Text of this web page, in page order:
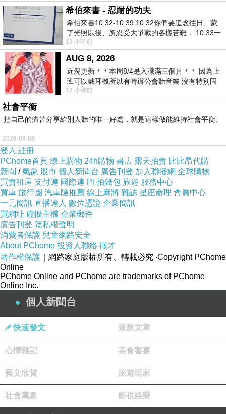
沿路走還是沿路拍 異國街景難得呀~
過年那段時間疫情正要爆發 所以原本應該是熱
鬧滾滾的小樽街頭開始變得清淡 我們算幸運的
抓住了出國玩的最後機會 在熱門景點還能享受
這般輕鬆的氣氛 現在國際的疫情還是好嚴重喔
要出國不知是何年何月的事了~
希伯來書 - 忍耐的功夫
希伯來書10:32-10:39 10:32你們要追念往日、蒙
了光照以後、所忍受大爭戰的各樣苦難． 10:33一
面被毀謗、遭患難、成了戲景、叫眾人
13 小時前
AUG 8, 2026
近況更新＊＊本周8/4是入職滿三個月＊＊ 因為上
班可以戴耳機所以有時辦公會聽音樂 沒有特別固
定哪天但就是一周某一天會固定聽'90
12 小時前
社會平衡
把自己的痛苦分享給別人聽的唯一好處，就是這樣做能維持社會平衡。
2026-08-08
登入 註冊
PChome首頁 線上購物 24h購物 書店 露天拍賣 比比昂代購
新聞 /氣象 股市 個人新聞台 廣告刊登 加入聯播網 全球購物
買賣租屋 支付連 國際連 Pi 拍錢包 旅遊 服務中心
買車 旅行團 汽車險推薦 線上麻將 雜誌 星座命理 會員中心
一元簡訊 直播達人 數位憑證 企業簡訊
買網址 虛擬主機 企業郵件
廣告刊登 隱私權聲明
消費者保護 兒童網路安全
About PChome 投資人聯絡 徵才
著作權保護 ｜網路家庭版權所有、轉載必究 ‧Copyright PChome
Online
PChome Online and PChome are trademarks of PChome
Online Inc.
個人新聞台
快速發文 最新文章
心情雜記 美食饗宴
藝文欣賞 旅遊玩家
社會萬象 影視娛樂